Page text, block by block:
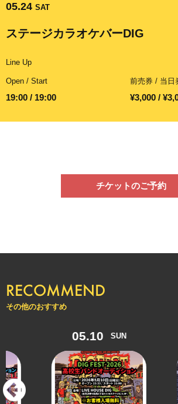
05.24 SAT
ステージカラオケバーDIG
Line Up
Open / Start
19:00 / 19:00
前売券 / 当日
¥3,000 /
チケットのご予約
RECOMMEND
その他のおすすめ
05.10 SUN